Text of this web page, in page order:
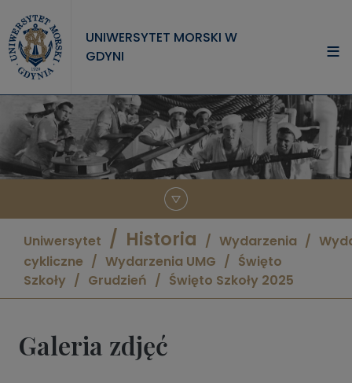
UNIWERSYTET MORSKI W
GDYNI
UNIWERSYTET
STUDIA
NAUKA
Uniwersytet
Historia Wydarzenia
cykliczne
Wydarzenia UMG
Święto
Szkoły
Grudzień Święto Szkoły 2025
Galeria zdjęć